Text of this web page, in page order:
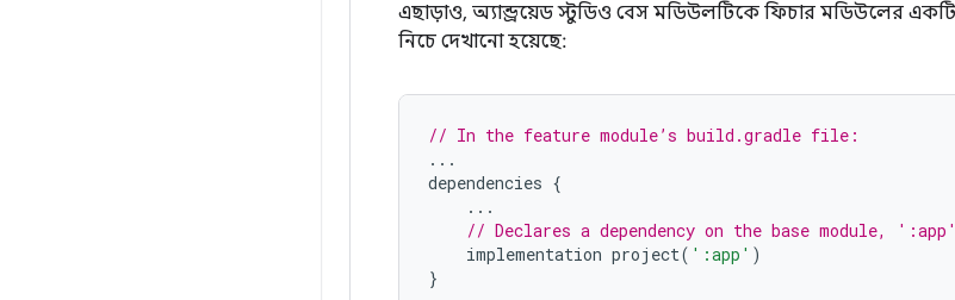
এছাড়াও, অ্যান্ড্রয়েড স্টুডিও বেস মডিউলটিকে ফিচার মডিউলের একটি
নিচে দেখানো হয়েছে:
// In the feature module’s build.gradle file:
...
dependencies {
...
// Declares a dependency on the base module,
implementation project( ':app' )
}